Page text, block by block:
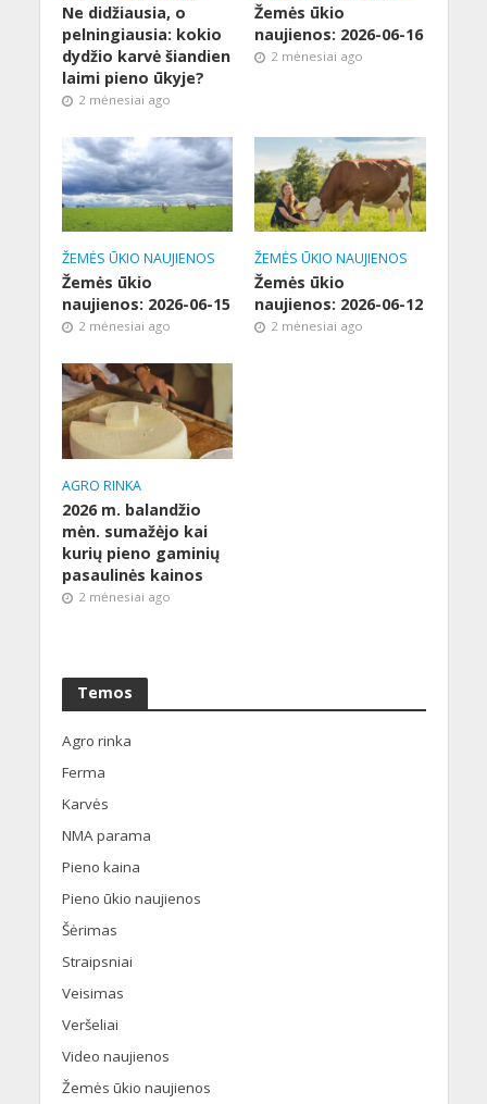
Ne didžiausia, o
pelningiausia: kokio
dydžio karvė šiandien
laimi pieno ūkyje?
2 mėnesiai ago
Žemės ūkio
naujienos: 2026-06-16
2 mėnesiai ago
ŽEMĖS ŪKIO NAUJIENOS
Žemės ūkio
naujienos: 2026-06-15
2 mėnesiai ago
ŽEMĖS ŪKIO NAUJIENOS
Žemės ūkio
naujienos: 2026-06-12
2 mėnesiai ago
AGRO RINKA
2026 m. balandžio
mėn. sumažėjo kai
kurių pieno gaminių
pasaulinės kainos
2 mėnesiai ago
Temos
Agro rinka
Ferma
Karvės
NMA parama
Pieno kaina
Pieno ūkio naujienos
Šėrimas
Straipsniai
Veisimas
Veršeliai
Video naujienos
Žemės ūkio naujienos